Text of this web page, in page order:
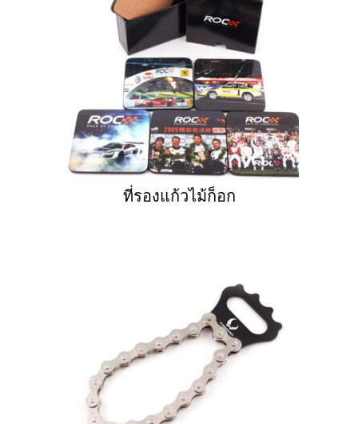
ที่รองแก้วไม้ก็อก